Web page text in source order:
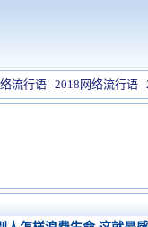
流行语 2018网络流行语